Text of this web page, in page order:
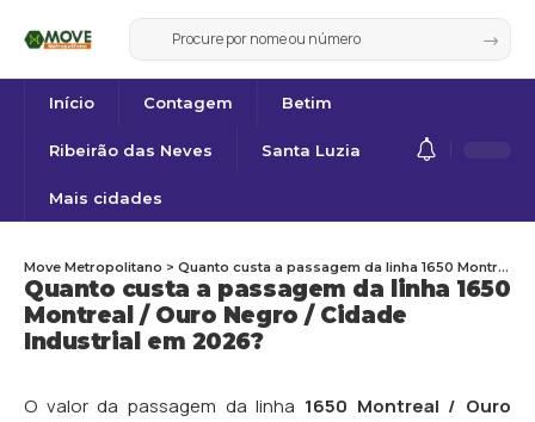
Início Contagem Betim
Ribeirão das Neves Santa Luzia
Mais cidades
Quanto custa a passagem da linha 1650
Montreal / Ouro Negro / Cidade
Industrial em 2026?
Move Metropolitano > Quanto custa a passagem da linha 1650 Montreal / Ouro Negro / Cidade Industrial em 2026?
O valor da passagem da linha 1650 Montreal / Ouro